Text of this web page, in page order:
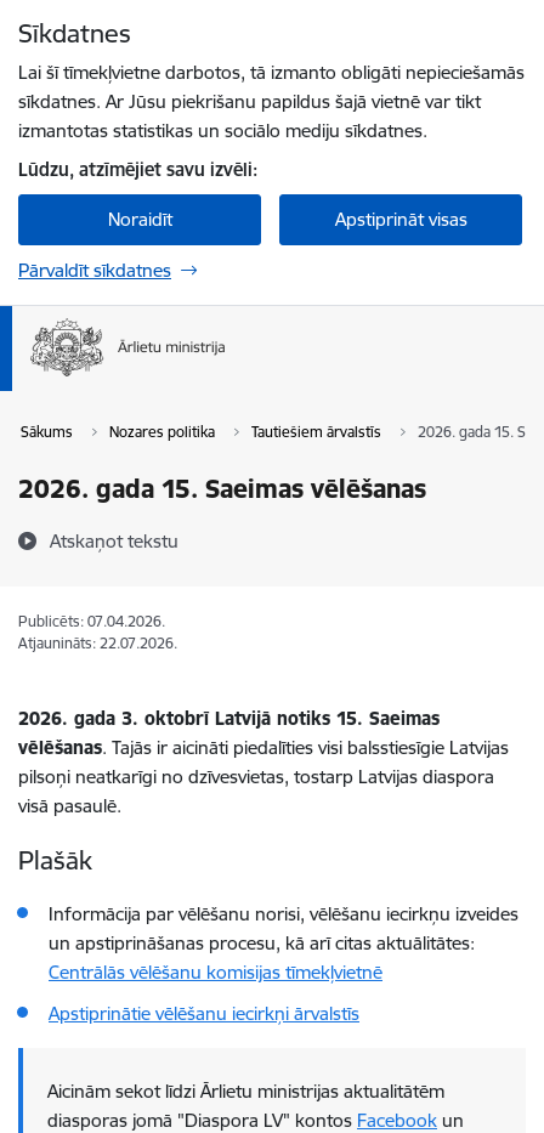
Sīkdatnes
Lai šī tīmekļvietne darbotos, tā izmanto obligāti nepieciešamās
sīkdatnes. Ar Jūsu piekrišanu papildus šajā vietnē var tikt
izmantotas statistikas un sociālo mediju sīkdatnes.
Lūdzu, atzīmējiet savu izvēli:
Noraidīt Apstiprināt visas
Pārvaldīt sīkdatnes
Sākums Nozares politika Tautiešiem ārvalstīs 2026. gada 15.
2026. gada 15. Saeimas vēlēšanas
Atskaņot tekstu
Publicēts: 07.04.2026.
Atjaunināts: 22.07.2026.
2026. gada 3. oktobrī Latvijā notiks 15. Saeimas
vēlēšanas. Tajās ir aicināti piedalīties visi balsstiesīgie Latvijas
pilsoņi neatkarīgi no dzīvesvietas, tostarp Latvijas diaspora
visā pasaulē.
Plašāk
Informācija par vēlēšanu norisi, vēlēšanu iecirkņu izveides
un apstiprināšanas procesu, kā arī citas aktuālitātes:
Centrālās vēlēšanu komisijas tīmekļvietnē
Apstiprinātie vēlēšanu iecirkņi ārvalstīs
Aicinām sekot līdzi Ārlietu ministrijas aktualitātēm
diasporas jomā "Diaspora LV" kontos Faceb​ook un